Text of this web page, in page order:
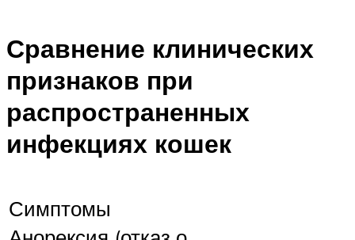
Сравнение клинических
признаков при
распространенных
инфекциях кошек
Симптомы